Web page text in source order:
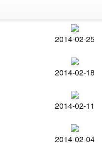
2014-02-25
2014-02-18
2014-02-11
2014-02-04